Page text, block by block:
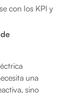
con los KPI y
una
sino